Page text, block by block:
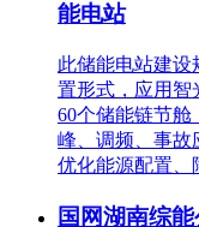
能电站
此储能电站建设
置形式，应用智
60个储能链节舱
峰、调频、事故
优化能源配置、
国网湖南综